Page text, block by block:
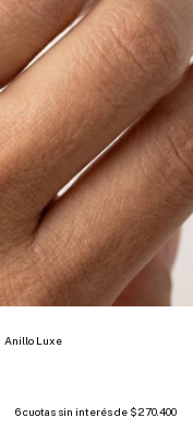
Anillo Luxe
6cuotas sin interés de $270.400